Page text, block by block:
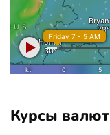
Курсы валют